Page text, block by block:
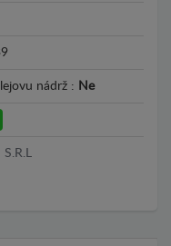
nádrž : Ne